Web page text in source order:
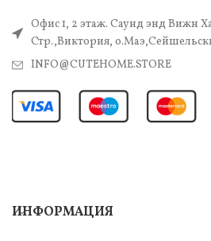
Офис 1, 2 этаж. Саунд энд Вижн
Стр.,Виктория,
INFO@CUTEHOME.STORE
ИНФОРМАЦИЯ